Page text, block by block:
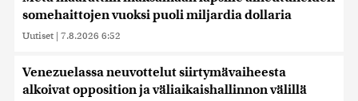
somehaittojen vuoksi puoli miljardia dollaria
Uutiset | 7.8.2026 6:52
Venezuelassa neuvottelut siirtymävaiheesta
alkoivat opposition ja väliaikaishallinnon välillä